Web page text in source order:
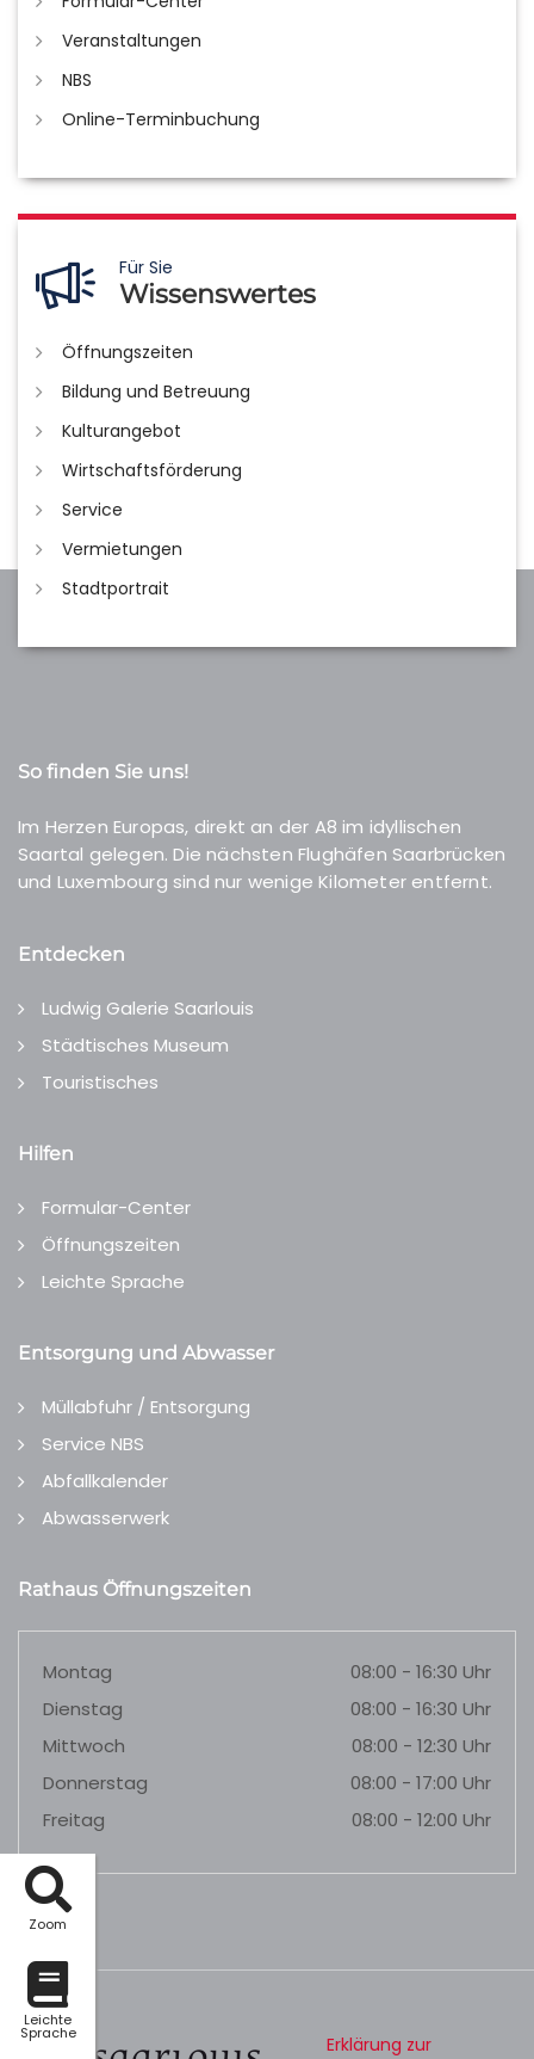
Zoom
Leichte
Sprache
Veranstaltungen
NBS
Online-Terminbuchung
Für Sie
Wissenswertes
Öffnungszeiten
Bildung und Betreuung
Kulturangebot
Wirtschaftsförderung
Service
Vermietungen
Stadtportrait
So finden Sie uns!
Im Herzen Europas, direkt an der A8 im idyllischen
Saartal gelegen. Die nächsten Flughäfen Saarbrücken
und Luxembourg sind nur wenige Kilometer entfernt.
Entdecken
Ludwig Galerie Saarlouis
Städtisches Museum
Touristisches
Hilfen
Formular-Center
Öffnungszeiten
Leichte Sprache
Entsorgung und Abwasser
Müllabfuhr / Entsorgung
Service NBS
Abfallkalender
Abwasserwerk
Rathaus Öffnungszeiten
Montag
08:00 - 16:30 Uhr
Dienstag
08:00 - 16:30 Uhr
Mittwoch
08:00 - 12:30 Uhr
Donnerstag
08:00 - 17:00 Uhr
Freitag
08:00 - 12:00 Uhr
Erklärung zur